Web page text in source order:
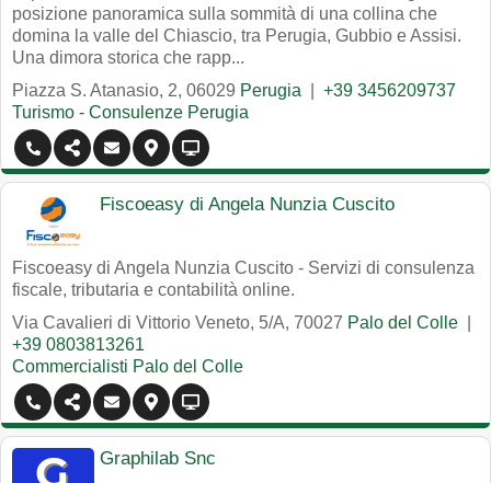
posizione panoramica sulla sommità di una collina che
domina la valle del Chiascio, tra Perugia, Gubbio e Assisi.
Una dimora storica che rapp...
Piazza S. Atanasio, 2, 06029 Perugia
+39 3456209737
Turismo - Consulenze Perugia
Fiscoeasy di Angela Nunzia Cuscito
Fiscoeasy di Angela Nunzia Cuscito - Servizi di consulenza
fiscale, tributaria e contabilità online.
Via Cavalieri di Vittorio Veneto, 5/A, 70027 Palo del Colle
+39 0803813261
Commercialisti Palo del Colle
Graphilab Snc